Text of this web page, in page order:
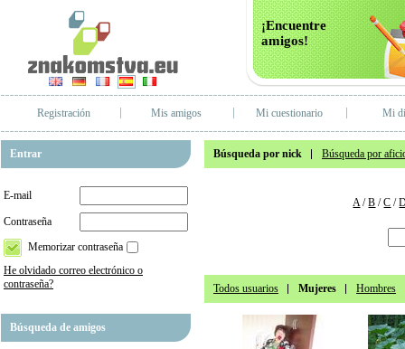
¡Encuentre
amigos!
Registración Mis amigos Mi cuestionario Mi
Entrar
E-mail
Contraseña
Memorizar contraseña
He olvidado correo electrónico o
contraseña?
Búsqueda de amigos
Búsqueda por nick Búsqueda por
A/B /C /
Todos usuarios Mujeres Hombres